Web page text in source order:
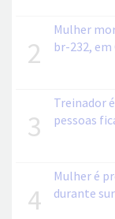
2
Mulher
br-232, em
3
Treinador
pessoas
4
Mulher é
durante